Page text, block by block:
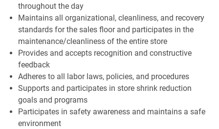
throughout the day
Maintains all organizational, cleanliness, and recovery
standards for the sales floor and participates in the
maintenance/cleanliness of the entire store
Provides and accepts recognition and constructive
feedback
Adheres to all labor laws, policies, and procedures
Supports and participates in store shrink reduction
goals and programs
Participates in safety awareness and maintains a safe
environment